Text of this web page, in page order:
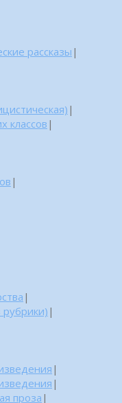
рассказы |
|
классов |
|
|
|
|
|
проза|